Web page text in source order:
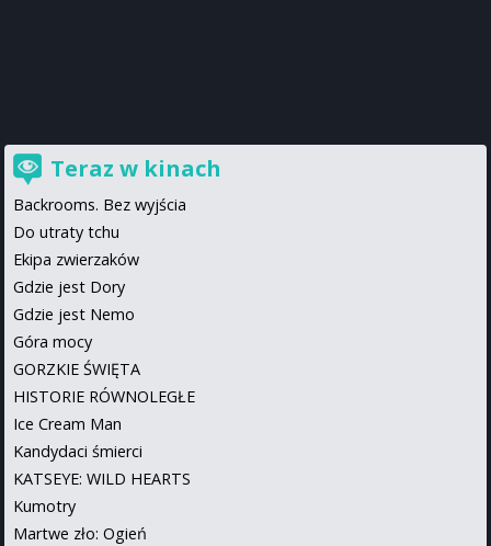
Teraz w kinach
Backrooms. Bez wyjścia
Do utraty tchu
Ekipa zwierzaków
Gdzie jest Dory
Gdzie jest Nemo
Góra mocy
GORZKIE ŚWIĘTA
HISTORIE RÓWNOLEGŁE
Ice Cream Man
Kandydaci śmierci
KATSEYE: WILD HEARTS
Kumotry
Martwe zło: Ogień